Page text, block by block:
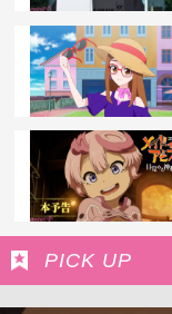
PICK UP